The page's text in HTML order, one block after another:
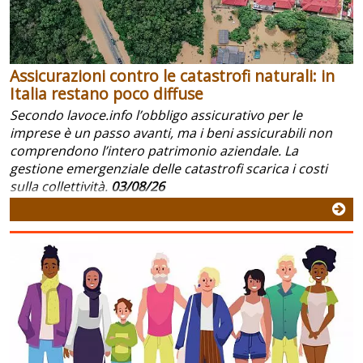
Assicurazioni contro le catastrofi naturali: in
Italia restano poco diffuse
Secondo lavoce.info l’obbligo assicurativo per le
imprese è un passo avanti, ma i beni assicurabili non
comprendono l’intero patrimonio aziendale. La
gestione emergenziale delle catastrofi scarica i costi
sulla collettività. 03/08/26